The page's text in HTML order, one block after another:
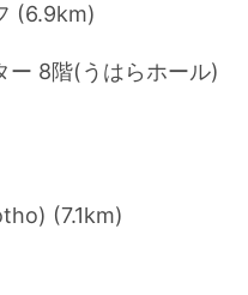
(6.9km)
ー 8階(うはらホール)
(7.1km)